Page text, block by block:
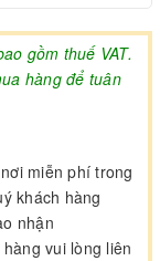
gồm thuế VAT.
hàng để tuân
miễn phí trong
khách hàng
nhận
vui lòng liên